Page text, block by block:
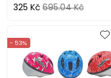
325 Kč 695.04 Kč
- 53%